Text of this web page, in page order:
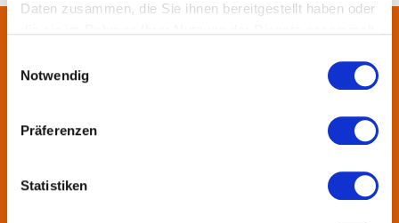
Daten zusammen, die Sie ihnen bereitgestellt haben oder
Notwendig
Präferenzen
Statistiken
Über uns
Landkreise, Städte, Gemeinden und der Regionalverband zur
KulturRegion zusammen-geschlossen. Über die Ländergrenzen
hinweg vernetzt die gemeinnützige Gesellschaft seit 2005 die
vielfältige lokale und regionale Kultur und fördert die